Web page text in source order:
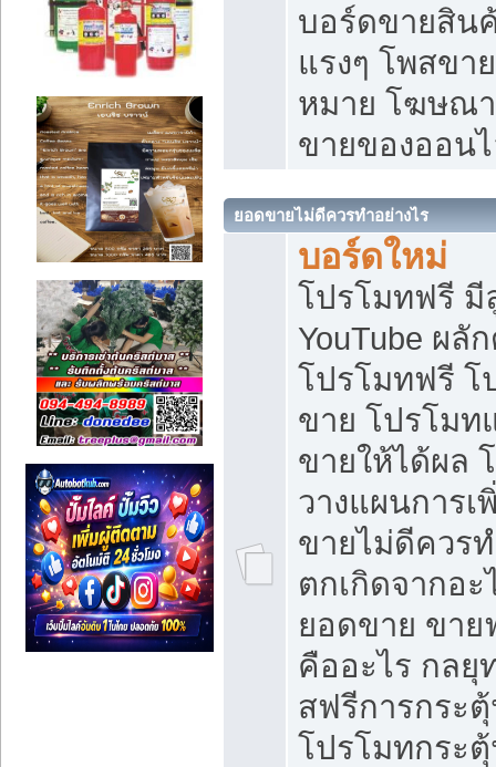
บอร์ดขายสิน
แรงๆ โพสขา
หมาย โฆษณ
ขายของออน
ยอดขายไม่ดีควรทำอย่างไร
บอร์ดใหม่
โปรโมทฟรี มี
YouTube ผลั
โปรโมทฟรี โ
ขาย โปรโมท
ขายให้ได้ผล
วางแผนการ
ขายไม่ดีควร
ตกเกิดจากอะ
ยอดขาย ขาย
คืออะไร กลยุ
สฟรีการกระ
โปรโมทกระ